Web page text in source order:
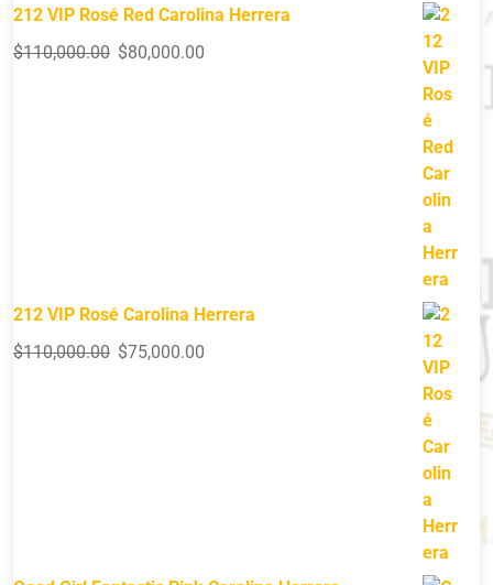
212 VIP Rosé Red Carolina Herrera
$110,000.00 $80,000.00
212 VIP Rosé Carolina Herrera
$110,000.00 $75,000.00